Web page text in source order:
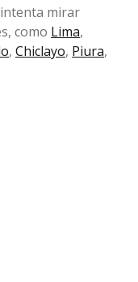
mirar
como Lima,
, Chiclayo, Piura,